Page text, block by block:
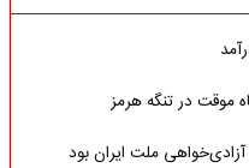
موقت در تنگه هرمز
ملت ایران بود